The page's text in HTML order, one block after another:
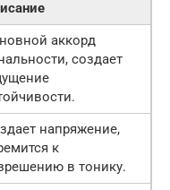
аккорд
создает
напряжение,
к
в тонику.